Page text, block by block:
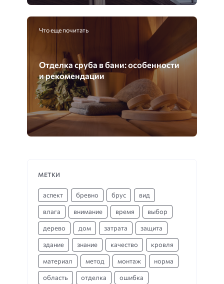
Что еще почитать
Отделка сруба в бани: особенности
и рекомендации
МЕТКИ
аспект бревно брус вид
влага внимание время выбор
дерево дом затрата защита
здание знание качество кровля
материал метод монтаж норма
область отделка ошибка